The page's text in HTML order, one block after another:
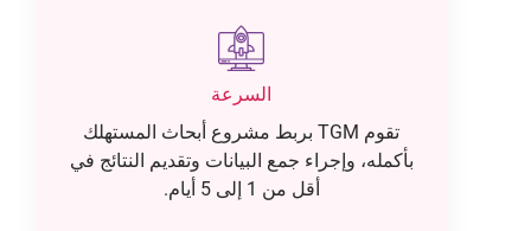
السرعة
تقوم TGM بربط مشروع أبحاث المستهلك
بأكمله، وإجراء جمع البيانات وتقديم النتائج في
أقل من 1 إلى 5 أيام.